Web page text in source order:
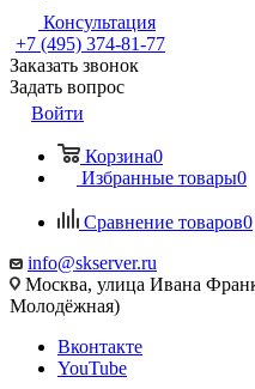
Консультация
+7 (495) 374-81-77
Заказать звонок
Задать вопрос
Войти
Корзина0
Избранные товары0
Сравнение товаров0
info@skserver.ru
Москва, улица Ивана
Молодёжная)
Вконтакте
YouTube